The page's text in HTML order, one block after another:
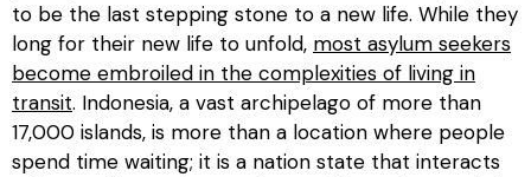
to be the last stepping stone to a new life. While they
long for their new life to unfold, most asylum seekers
become embroiled in the complexities of living in
transit. Indonesia, a vast archipelago of more than
17,000 islands, is more than a location where people
spend time waiting; it is a nation state that interacts